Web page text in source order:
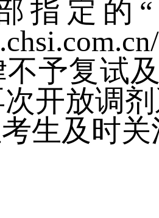
指定的
予复试
开放调
生及时关